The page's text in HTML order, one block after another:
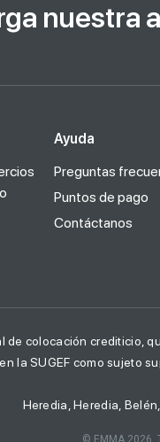
nuestra
Ayuda
Preguntas
Puntos de pago
Contáctanos
de colocación crediticio,
la SUGEF como sujeto
Heredia, Heredia,
© EMMA 2026.